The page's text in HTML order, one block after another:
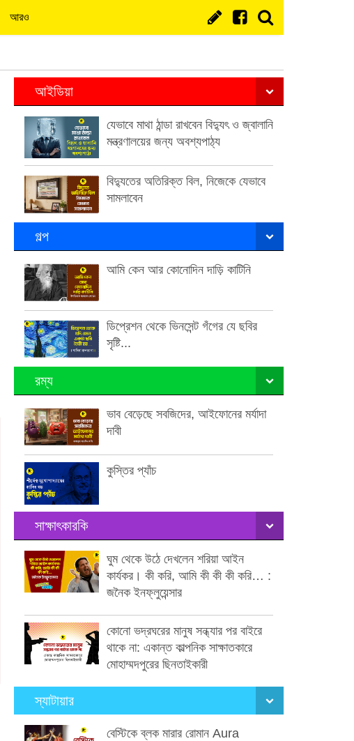
আরও
আইডিয়া
যেভাবে মাথা ঠান্ডা রাখবেন বিদ্যুৎ ও জ্বালানি
মন্ত্রণালয়ের জন্য অবশ্যপাঠ্য
বিদ্যুতের অতিরিক্ত বিল, নিজেকে যেভাবে
সামলাবেন
গল্প
আমি কেন আর কোনোদিন দাড়ি কাটিনি
ডিপ্রেশন থেকে ভিনসেন্ট গঁগের যে ছবির
সৃষ্টি...
রম্য
ভাব বেড়েছে সবজিদের, আইফোনের মর্যাদা
দাবী
কুস্তির প্যাঁচ
সাক্ষাৎকারকি
ঘুম থেকে উঠে দেখলেন শরিয়া আইন
কার্যকর। কী করি, আমি কী কী কী করি… :
জনৈক ইনফ্লুয়েন্সার
কোনো ভদ্রঘরের মানুষ সন্ধ্যার পর বাইরে
থাকে না: একান্ত কাল্পনিক সাক্ষাতকারে
মোহাম্মদপুরের ছিনতাইকারী
স্যাটায়ার
বেস্টিকে ব্লক মারার রোমান Aura